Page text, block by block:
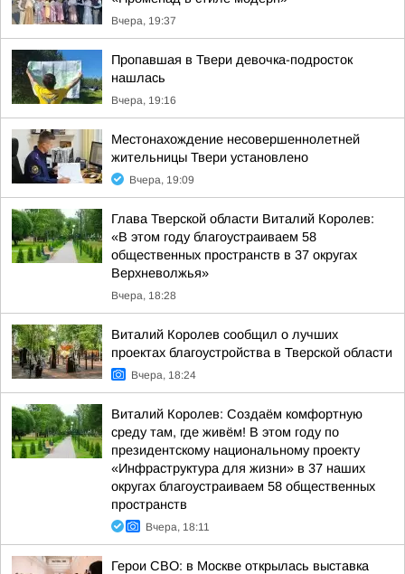
Вчера, 19:37
Пропавшая в Твери девочка-подросток
нашлась
Вчера, 19:16
Местонахождение несовершеннолетней
жительницы Твери установлено
Вчера, 19:09
Глава Тверской области Виталий Королев:
«В этом году благоустраиваем 58
общественных пространств в 37 округах
Верхневолжья»
Вчера, 18:28
Виталий Королев сообщил о лучших
проектах благоустройства в Тверской области
Вчера, 18:24
Виталий Королев: Создаём комфортную
среду там, где живём! В этом году по
президентскому национальному проекту
«Инфраструктура для жизни» в 37 наших
округах благоустраиваем 58 общественных
пространств
Вчера, 18:11
Герои СВО: в Москве открылась выставка